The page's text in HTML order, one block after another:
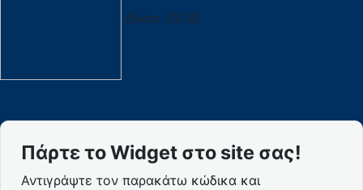
Δύση: 20:38
Πάρτε το Widget στο site σας!
Αντιγράψτε τον παρακάτω κώδικα και